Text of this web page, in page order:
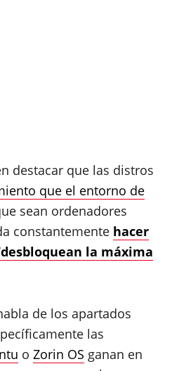
destacar que las distros
que el entorno de
sean ordenadores
constantemente hacer
la máxima
de los apartados
las
o Zorin OS ganan en